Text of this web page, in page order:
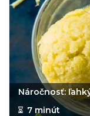
Náročnosť:
7 minút